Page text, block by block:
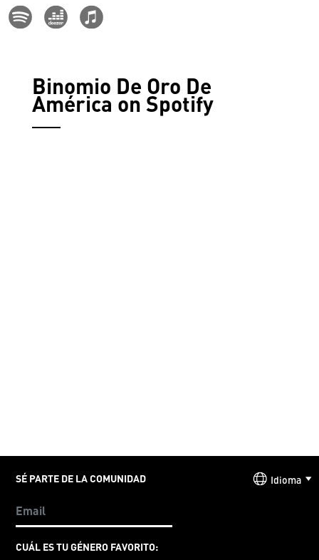
Binomio De Oro De
América on Spotify
SÉ PARTE DE LA COMUNIDAD
CUÁL ES TU GÉNERO FAVORITO:
Idioma